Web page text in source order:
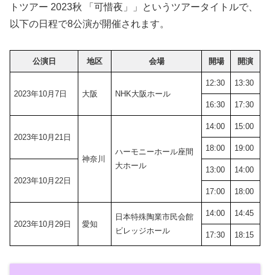
トツアー 2023秋 「可惜夜」」というツアータイトルで、
以下の日程で8公演が開催されます。
公演日 地区 会場 開場 開演
2023年10月7日 大阪 NHK大阪ホール
12:30 13:30
16:30 17:30
2023年10月21日
神奈川
ハーモニーホール座間
大ホール
14:00 15:00
18:00 19:00
2023年10月22日
13:00 14:00
17:00 18:00
2023年10月29日 愛知
日本特殊陶業市民会館
ビレッジホール
14:00 14:45
17:30 18:15